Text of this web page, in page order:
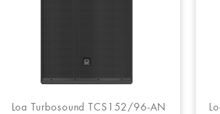
Loa Turbosound TCS152/96-AN